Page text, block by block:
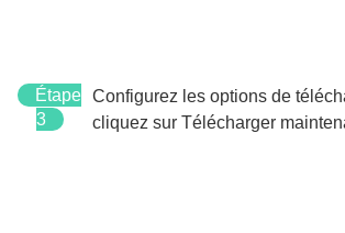
Étape
3
Configurez les options de
cliquez sur Télécharger